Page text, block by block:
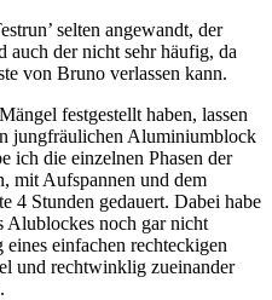
selten angewandt, der
der nicht sehr häufig, da
von Bruno verlassen kann.
festgestellt haben, lassen
jungfräulichen Aluminiumblock
ich die einzelnen Phasen der
mit Aufspannen und dem
4 Stunden gedauert. Dabei habe
Alublockes noch gar nicht
einfachen rechteckigen
und rechtwinklig zueinander